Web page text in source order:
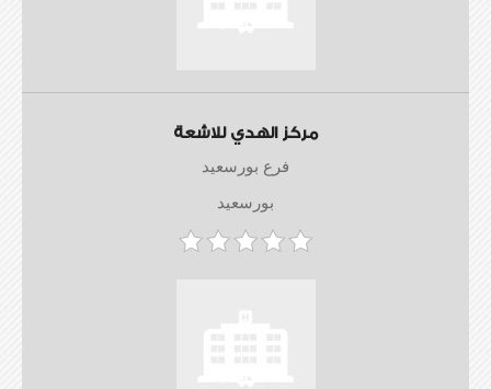
مركز الهدي للاشعة
فرع بورسعيد
بورسعيد